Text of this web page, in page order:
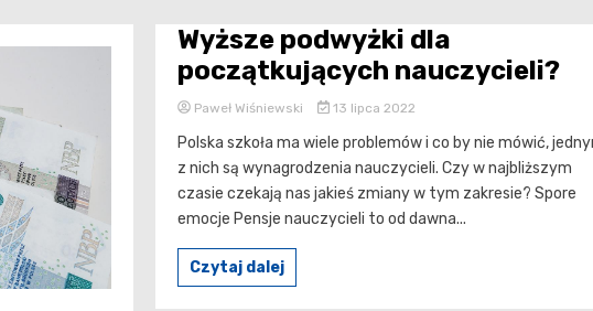
Wyższe podwyżki dla
początkujących nauczycieli?
Paweł Wiśniewski 13 lipca 2022
Polska szkoła ma wiele problemów i co by nie mówić,
z nich są wynagrodzenia nauczycieli. Czy w najbliższym
czasie czekają nas jakieś zmiany w tym zakresie? Spore
emocje Pensje nauczycieli to od dawna...
Czytaj dalej